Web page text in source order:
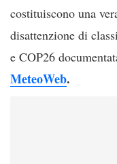
costituiscono una
disattenzione di
e COP26
MeteoWeb.